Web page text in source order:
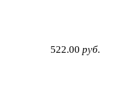
522.00 руб.